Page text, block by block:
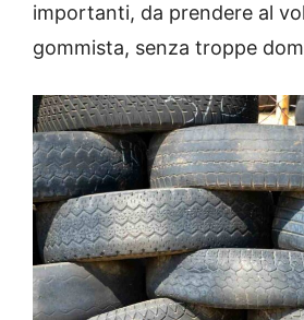
importanti, da prendere al
gommista, senza troppe